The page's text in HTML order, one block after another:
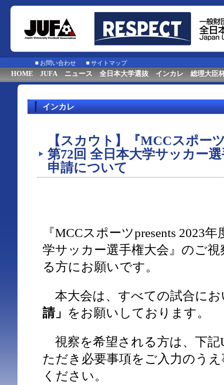
■ お問い合わせ ■ サイトマップ
HOME JUFA ニュース 全日本大学選抜 インカレ 総理大臣
インカレ
【スカウト】『MCCスポー
第72回 全日本大学サッカー
申請について
『MCCスポーツpresents 2023
学サッカー選手権大会』のご
る方にお願いです。
本大会は、すべての試合にお
請」 をお願いしております。
視察を希望される方は、下記
ただき必要事項をご入力のう
ください。